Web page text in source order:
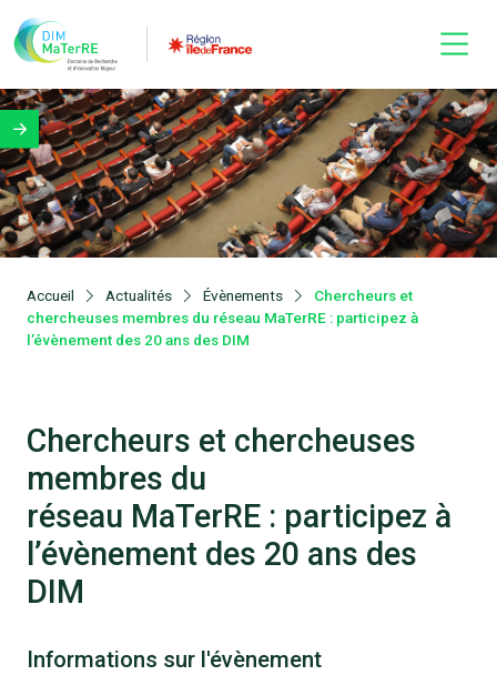
Accueil Actualités Évènements
Chercheurs et
chercheuses membres du réseau MaTerRE : participez à
l’évènement des 20 ans des DIM
Chercheurs et chercheuses
membres du
réseau MaTerRE : participez à
l’évènement des 20 ans des
DIM
Informations sur l'évènement